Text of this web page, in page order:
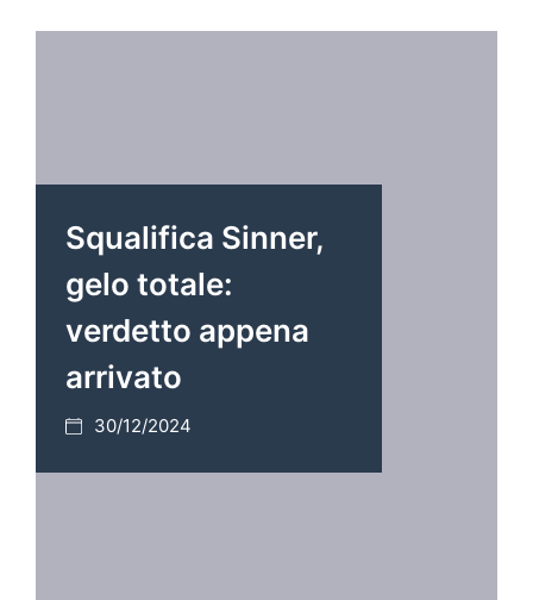
Squalifica Sinner,
gelo totale:
verdetto appena
arrivato
30/12/2024